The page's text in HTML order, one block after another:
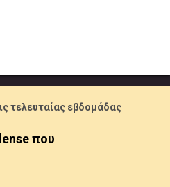
τελευταίας εβδομάδας
που